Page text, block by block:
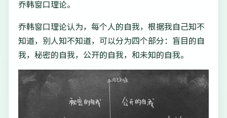
乔韩窗口理论。
乔韩窗口理论认为，每个人的自我，根据我自己知不
知道，别人知不知道，可以分为四个部分：盲目的自
我，秘密的自我，公开的自我，和未知的自我。